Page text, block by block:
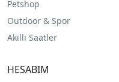
Petshop
Outdoor & Spor
Akıllı Saatler
HESABIM